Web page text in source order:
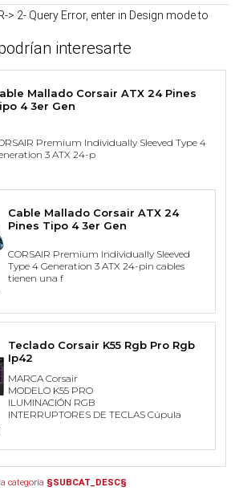
> 2- Query Error, enter in Design mode to
interesarte
Mallado Corsair ATX 24 Pines
4 3er Gen
Premium Individually Sleeved Type 4
3 ATX 24-p
Cable Mallado Corsair ATX 24
Pines Tipo 4 3er Gen
CORSAIR Premium Individually Sleeved
Type 4 Generation 3 ATX 24-pin cables
tienen una f
Teclado Corsair K55 Rgb Pro Rgb
Ip42
MARCA Corsair
MODELO K55 PRO
ILUMINACIÓN RGB
INTERRUPTORES DE TECLAS Cúpula
categoría §SUBCAT_DESC§